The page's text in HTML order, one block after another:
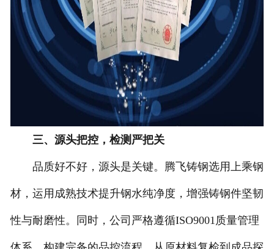
三、源头把控，检测严把关
品质好不好，源头是关键。腾飞铸钢选用上乘钢
材，运用成熟技术提升钢水纯净度，增强铸钢件坚韧
性与耐磨性。同时，公司严格遵循ISO9001质量管理